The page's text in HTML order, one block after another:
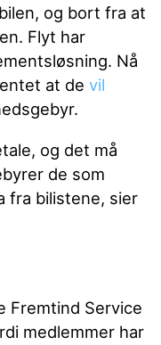
og bort fra at
Flyt har
Nå
at de vil
og det må
de som
fra bilistene, sier
Fremtind Service
medlemmer har